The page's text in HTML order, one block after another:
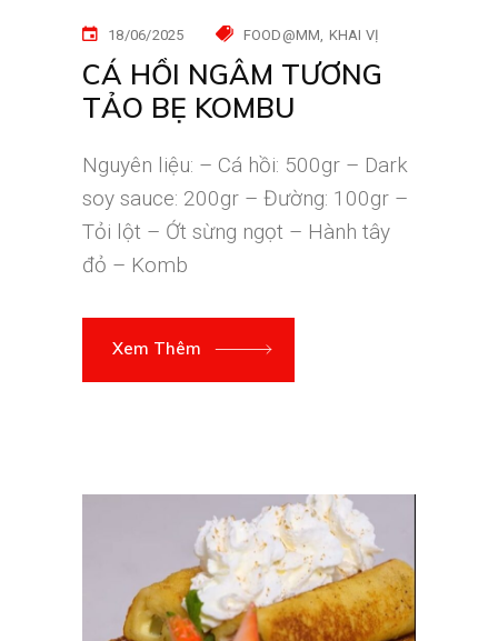
18/06/2025 FOOD@MM KHAI VỊ
CÁ HỒI NGÂM TƯƠNG
TẢO BẸ KOMBU
Nguyên liệu: – Cá hồi: 500gr – Dark
soy sauce: 200gr – Đường: 100gr –
Tỏi lột – Ớt sừng ngọt – Hành tây
đỏ – Komb
Xem Thêm